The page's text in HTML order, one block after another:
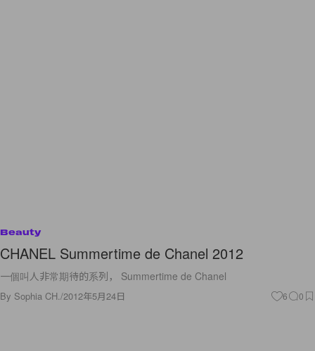
Beauty
CHANEL Summertime de Chanel 2012
一個叫人非常期待的系列， Summertime de Chanel
By Sophia CH./2012年5月24日 6 0